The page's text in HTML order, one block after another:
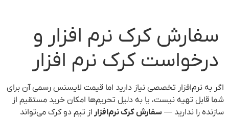
سفارش کرک نرم افزار و
درخواست کرک نرم افزار
اگر به نرم‌افزار تخصصی نیاز دارید اما قیمت لایسنس رسمی آن برای
شما قابل تهیه نیست، یا به دلیل تحریم‌ها امکان خرید مستقیم از
سازنده را ندارید — سفارش کرک نرم‌افزار از تیم دو کرک می‌تواند